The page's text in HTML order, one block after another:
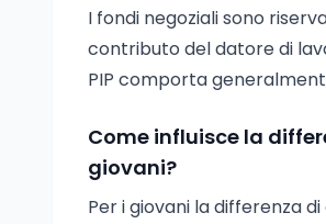
I fondi negoziali sono
contributo del datore di
PIP comporta
Come influisce la
giovani?
Per i giovani la differenza